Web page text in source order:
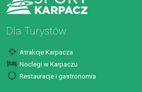
Dla Turystów
Atrakcje Karpacza
Noclegi w Karpaczu
Restauracje i gastronomia